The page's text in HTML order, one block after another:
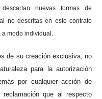
nuevas formas de
no descritas en este contrato
modo individual.
de su creación exclusiva, no
para la autorización
por cualquier acción de
que al respecto